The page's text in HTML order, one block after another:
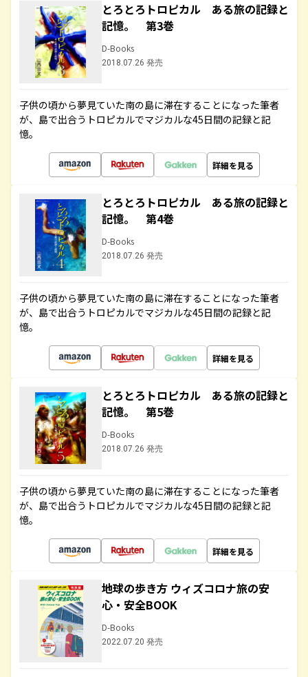
とろとろトロピカル ある旅の記録と
記憶。 第3巻
D-Books
2018.07.26 発売
子供の頃から夢見ていた南の島に滞在することになった筆者
が、島で出合うトロピカルでマジカルな45日間の記録と記
憶。
詳細を見る
とろとろトロピカル ある旅の記録と
記憶。 第4巻
D-Books
2018.07.26 発売
子供の頃から夢見ていた南の島に滞在することになった筆者
が、島で出合うトロピカルでマジカルな45日間の記録と記
憶。
詳細を見る
とろとろトロピカル ある旅の記録と
記憶。 第5巻
D-Books
2018.07.26 発売
子供の頃から夢見ていた南の島に滞在することになった筆者
が、島で出合うトロピカルでマジカルな45日間の記録と記
憶。
詳細を見る
地球の歩き方 ウィズコロナ旅の安
心・安全BOOK
D-Books
2022.07.20 発売